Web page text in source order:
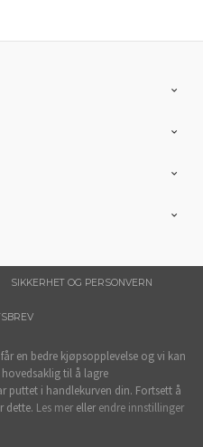
SIKKERHET OG PERSONVERN
en bedre kjøpsopplevelse og vi kan
hovedsaklig til å lagre
puttet i handlekurven din. Fortsett å
dette. Les mer eller endre innstillinger